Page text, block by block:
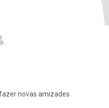
novas amizades